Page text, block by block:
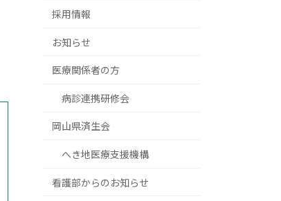
採用情報
お知らせ
医療関係者の方
病診連携研修会
岡山県済生会
へき地医療支援機構
看護部からのお知らせ